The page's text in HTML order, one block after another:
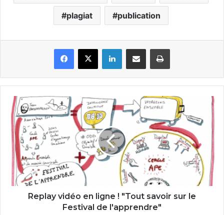
plagiat publication
Facebook
X LinkedinPartager par email Imprimer
Replay
vidéo
ligne
"Tout
savoir
sur
le
FestivalReplay vidéo en ligne ! "Tout savoir sur le
Festival de l'apprendre"